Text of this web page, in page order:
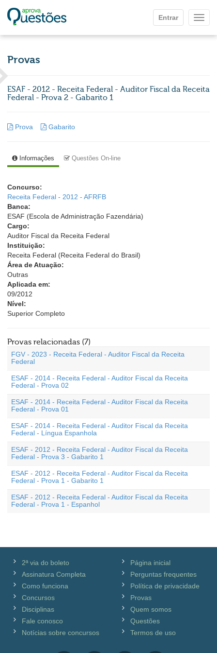
Entrar
Provas
ESAF - 2012 - Receita Federal - Auditor Fiscal da Receita
Federal - Prova 2 - Gabarito 1
Prova Gabarito
Informações Questões On-line
Concurso:
Receita Federal - 2012 - AFRFB
Banca:
ESAF (Escola de Administração Fazendária)
Cargo:
Auditor Fiscal da Receita Federal
Instituição:
Receita Federal (Receita Federal do Brasil)
Área de Atuação:
Outras
Aplicada em:
09/2012
Nível:
Superior Completo
Provas relacionadas (7)
FGV - 2023 - Receita Federal - Auditor Fiscal da Receita
Federal
ESAF - 2014 - Receita Federal - Auditor Fiscal da Receita
Federal - Prova 02
ESAF - 2014 - Receita Federal - Auditor Fiscal da Receita
Federal - Prova 01
ESAF - 2014 - Receita Federal - Auditor Fiscal da Receita
Federal - Língua Espanhola
ESAF - 2012 - Receita Federal - Auditor Fiscal da Receita
Federal - Prova 3 - Gabarito 1
ESAF - 2012 - Receita Federal - Auditor Fiscal da Receita
Federal - Prova 1 - Gabarito 1
ESAF - 2012 - Receita Federal - Auditor Fiscal da Receita
Federal - Prova 1 - Espanhol
2ª via do boleto
Assinatura Completa
Como funciona
Concursos
Disciplinas
Fale conosco
Notícias sobre concursos
Página inicial
Perguntas frequentes
Política de privacidade
Provas
Quem somos
Questões
Termos de uso